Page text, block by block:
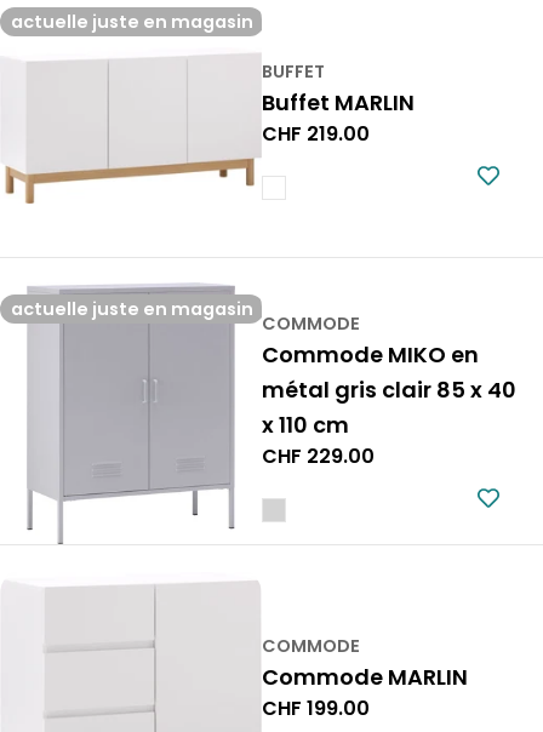
actuelle juste en magasin
BUFFET
Buffet MARLIN
Prix
CHF 219.00
actuelle juste en magasin
COMMODE
Commode MIKO en
métal gris clair 85 x 40
x 110 cm
Prix
CHF 229.00
COMMODE
Commode MARLIN
Prix
CHF 199.00